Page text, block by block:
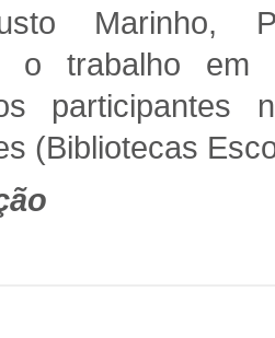
Marinho,
o trabalho
participantes
(Bibliotecas